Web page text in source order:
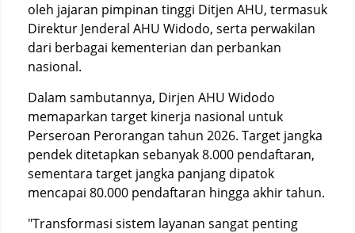
oleh jajaran pimpinan tinggi Ditjen AHU, termasuk
Direktur Jenderal AHU Widodo, serta perwakilan
dari berbagai kementerian dan perbankan
nasional.
Dalam sambutannya, Dirjen AHU Widodo
memaparkan target kinerja nasional untuk
Perseroan Perorangan tahun 2026. Target jangka
pendek ditetapkan sebanyak 8.000 pendaftaran,
sementara target jangka panjang dipatok
mencapai 80.000 pendaftaran hingga akhir tahun.
"Transformasi sistem layanan sangat penting